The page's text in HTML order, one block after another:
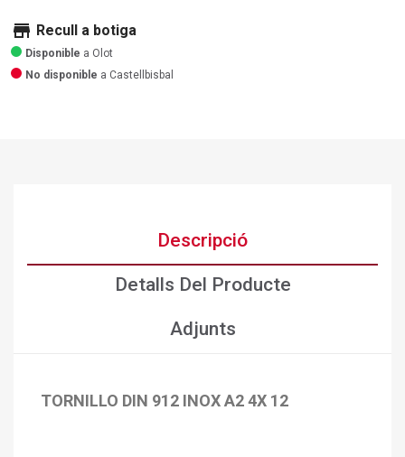
store Recull a botiga
Disponible a Olot
No disponible a Castellbisbal
Descripció
Detalls Del Producte
Adjunts
TORNILLO DIN 912 INOX A2 4X 12